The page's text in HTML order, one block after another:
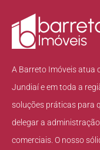
A Barreto Imóveis atua
Jundiaí e em toda a
soluções práticas para
delegar a
comerciais. O nosso